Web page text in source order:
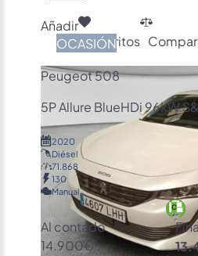
Añadir
Favoritos
OCASIÓN
Peugeot 508
5P Allure BlueHDi 96kW
2020
Diésel
71.868
130
Manual
Al contado
14.900€